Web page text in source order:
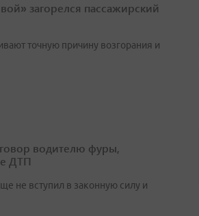
загорелся пассажирский
точную причину возгорания и
водителю фуры,
ДТП
не вступил в законную силу и